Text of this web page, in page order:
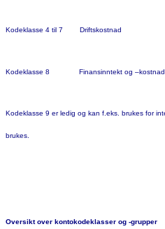
Kodeklasse 4 til 7 Driftskostnad
Kodeklasse 8 Finansinntekt og –kostnad,
Kodeklasse 9 er ledig og kan f.eks. brukes for
brukes.
Oversikt over kontokodeklasser og -grupper